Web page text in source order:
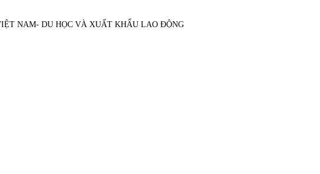
NAM- DU HỌC VÀ XUẤT KHẨU LAO ĐỘNG